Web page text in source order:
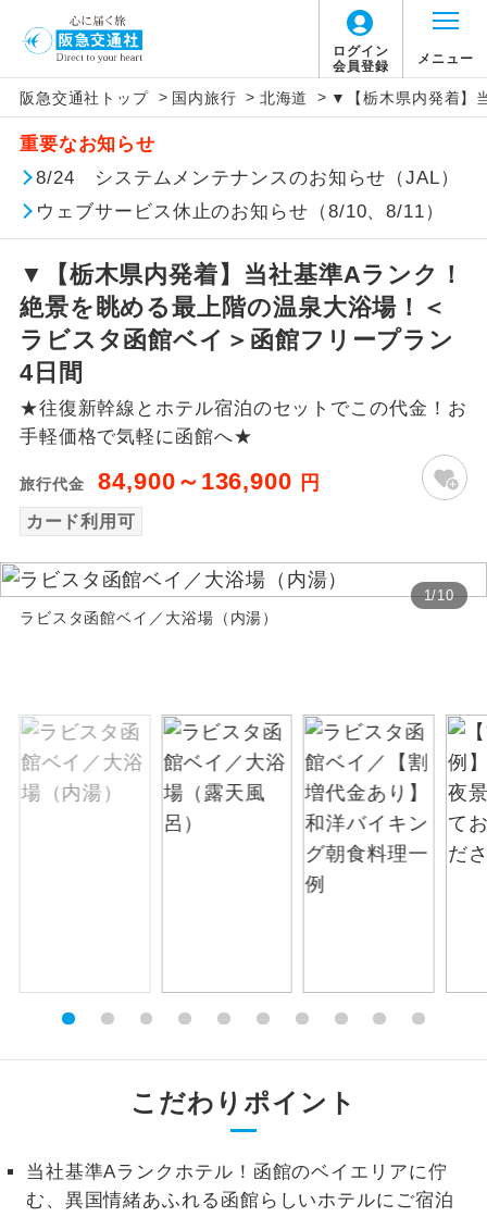
ログイン
会員登録
メニュー
阪急交通社トップ > 国内旅行 > 北海道 > ▼【栃木県内発着】
重要なお知らせ
8/24 システムメンテナンスのお知らせ（JAL）
ウェブサービス休止のお知らせ（8/10、8/11）
▼【栃木県内発着】当社基準Aランク！
絶景を眺める最上階の温泉大浴場！＜
ラビスタ函館ベイ＞函館フリープラン
4日間
★往復新幹線とホテル宿泊のセットでこの代金！お
手軽価格で気軽に函館へ★
旅行代金 84,900～136,900 円
カード利用可
1/10
ラビスタ函館ベイ／大浴場（内湯）
こだわりポイント
当社基準Aランクホテル！函館のベイエリアに佇
む、異国情緒あふれる函館らしいホテルにご宿泊
アイコン 説明
添乗員同行
往路出発空港（駅）から復路到着空港
（駅）まで同行します。
現地添乗員同
現地到着空港（駅）から最終日出発空港
（駅）まで添乗員が同行します。
バスガイド乗
務
バスガイドが乗務し、車内での観光案内
があります。
新コース 初登場のコースです。
ユネスコに登録されている文化遺産や自
然遺産を訪ねるコースです。
絶景
温泉 温泉地にも宿泊するコースです。
大浴場 ご宿泊ホテルに大浴場が付いています。
全食事付き
全てのお食事が付いていますので、お食
事の心配はいりません。（機内食を除
く）
お部屋にてゆっくりとお召し上がりいた
1名様催行
1名様から出発可能な個人型プランで
す。
加限定
スです。